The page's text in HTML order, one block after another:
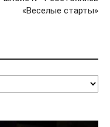
«Веселые старты»